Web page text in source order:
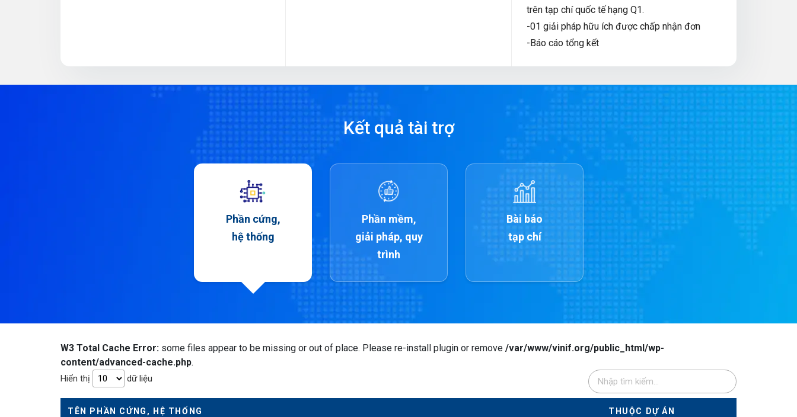
trên tạp chí quốc tế hạng Q1.
-01 giải pháp hữu ích được chấp nhận đơn
-Báo cáo tổng kết
Kết quả tài trợ
Phần cứng,
hệ thống
Phần mềm,
giải pháp, quy
trình
Bài báo
tạp chí
W3 Total Cache Error: some files appear to be missing or out of place. Please re-install plugin or remove /var/www/vinif.org/public_html/wp-
content/advanced-cache.php.
Hiển thị dữ liệu
TÊN PHẦN CỨNG, HỆ THỐNG THUỘC DỰ ÁN